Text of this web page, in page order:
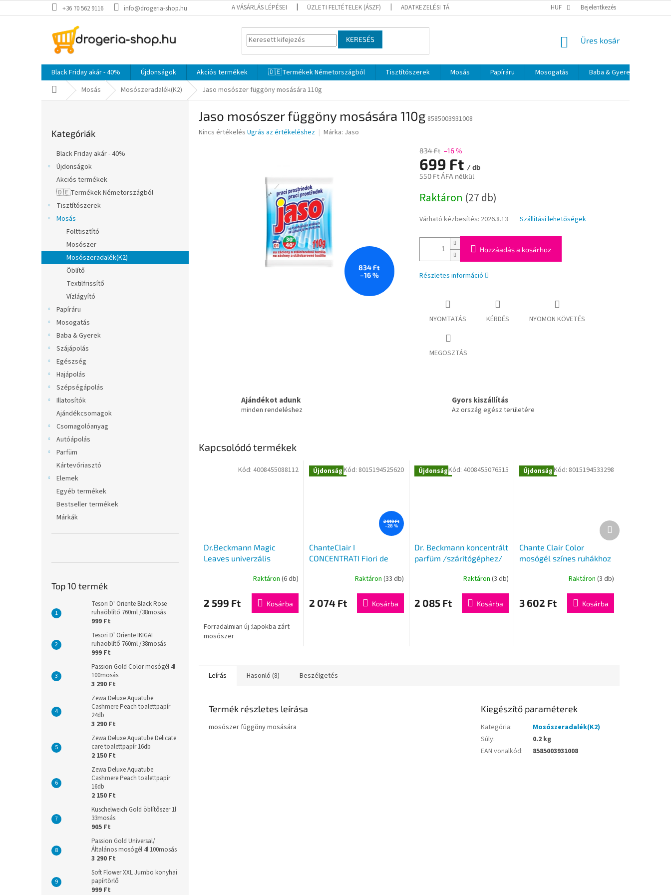
a
+36 70 562 9116 info@drogeria-shop.hu A VÁSÁRLÁS LÉPÉSEI ÜZLETI FELTÉTELEK (ÁSZF) ADATKEZELÉSI TÁJÉKOZTATÓ HUF Bejelentkezés
KERESÉS KOSÁR
Üres kosár
Black Friday akár - 40% Újdonságok Akciós termékek 🇩🇪Termékek Németországból Tisztítószerek Mosás Papíráru Mosogatás Baba & Gyerek
KezdőlapMosás Mosószeradalék(K2) Jaso mosószer függöny mosására 110g
átugrása
Kategóriák
Black Friday akár - 40%
Újdonságok
Akciós termékek
🇩🇪Termékek Németországból
Tisztítószerek
Mosás
Folttisztító
Mosószer
Mosószeradalék(K2)
Öblítő
Textilfrissítő
Vízlágyító
Papíráru
Mosogatás
Baba & Gyerek
Szájápolás
Egészség
Hajápolás
Szépségápolás
Illatosítók
Ajándékcsomagok
Csomagolóanyag
Autóápolás
Parfüm
Kártevőriasztó
Elemek
Egyéb termékek
Bestseller termékek
Márkák
Top 10 termék
Tesori D' Oriente Black Rose
ruhaöblítő 760ml /38mosás
999 Ft
Tesori D' Oriente IKIGAI
ruhaöblítő 760ml /38mosás
999 Ft
Passion Gold Color mosógél 4l
100mosás
3 290 Ft
Zewa Deluxe Aquatube
Cashmere Peach toalettpapír
24db
3 290 Ft
Zewa Deluxe Aquatube Delicate
care toalettpapír 16db
2 150 Ft
Zewa Deluxe Aquatube
Cashmere Peach toalettpapír
16db
2 150 Ft
Kuschelweich Gold öblítőszer 1l
33mosás
905 Ft
Passion Gold Universal/
Általános mosógél 4l 100mosás
3 290 Ft
Soft Flower XXL Jumbo konyhai
papírtörlő
999 Ft
Jaso mosószer függöny mosására 110g 8585003931008
A
Nincs értékelés Ugrás az értékeléshez Márka: Jaso
834 Ft
–16 %
834 Ft –16 %
699 Ft / db
550 Ft ÁFA nélkül
Raktáron (27 db)
Várható kézbesítés: 2026.8.13 Szállítási lehetőségek
Hozzáadás a kosárhoz
Részletes információ
NYOMTATÁS KÉRDÉS NYOMON KÖVETÉS
MEGOSZTÁS
Ajándékot adunk
minden rendeléshez
Gyors kiszállítás
Az ország egész területére
Kapcsolódó termékek
Dr.Beckmann Magic
Leaves univerzális
textíliákhoz 25 db
átlagos
értékelése
ből
5,0
Raktáron (6 db)
2 599 Ft Kosárba
Forradalmian új :lapokba zárt
mosószer
Kód: 4008455088112 Újdonság
2 919 Ft
–28 %
ChanteClair I
CONCENTRATI Fiori de
Raktáron (33 db)
2 074 Ft Kosárba
Kód: 8015194525620 Újdonság
Dr. Beckmann koncentrált
parfüm /szárítógéphez/
Raktáron(3 db)
2 085 Ft Kosárba
Kód: 4008455076515 Újdonság
Chante Clair Color
mosógél színes ruhákhoz
Raktáron (3 db)
3 602 Ft Kosárba
Kód: 8015194533298
Következő
termék
Leírás Hasonló (8) Beszélgetés
Termék részletes leírása
mosószer függöny mosására
Kiegészítő paraméterek
Kategória:
Mosószeradalék(K2)
Súly:
0.2 kg
EAN vonalkód: 8585003931008